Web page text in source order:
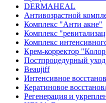
DERMAHEAL
Антивозрастной
Комплекс "Анти акне"
Комплекс
Комплекс
Крем-корректор
Постпроцедурный
Beaujiff
Интенсивное
Кератиновое
Регенерация и